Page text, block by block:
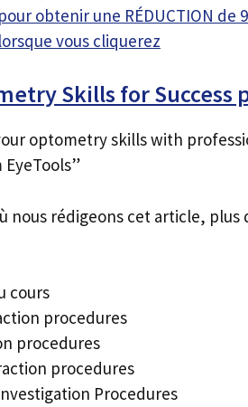
obtenir une RÉDUCTION
vous cliquerez
Skills for Success
optometry skills with
EyeTools”
nous rédigeons cet article,
cours
procedures
procedures
procedures
Procedures